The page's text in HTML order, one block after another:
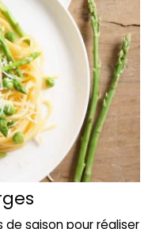
saison pour réaliser